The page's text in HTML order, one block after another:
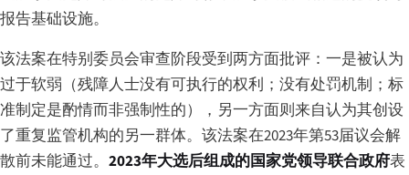
报告基础设施。
该法案在特别委员会审查阶段受到两方面批评：一是被认为
过于软弱（残障人士没有可执行的权利；没有处罚机制；标
准制定是酌情而非强制性的），另一方面则来自认为其创设
了重复监管机构的另一群体。该法案在2023年第53届议会解
散前未能通过。 2023年大选后组成的国家党领导联合政府表